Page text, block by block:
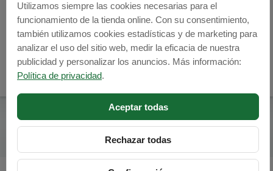
E-mail: info@cubrecarter.com
Site: www.cubrecarter.com
Cubre Carter -© 2026
Utilizamos siempre las cookies necesarias para el
funcionamiento de la tienda online. Con su consentimiento,
también utilizamos cookies estadísticas y de marketing para
analizar el uso del sitio web, medir la eficacia de nuestra
publicidad y personalizar los anuncios. Más información:
Política de privacidad.
Aceptar todas
Rechazar todas